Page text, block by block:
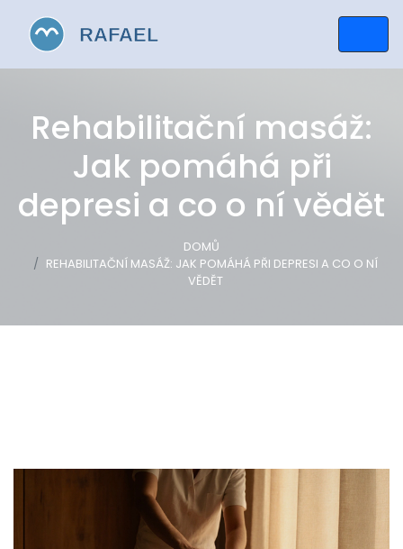
Rehabilitační masáž:
Jak pomáhá při
depresi a co o ní vědět
DOMŮ
REHABILITAČNÍ MASÁŽ: JAK POMÁHÁ PŘI DEPRESI A CO O NÍ
VĚDĚT